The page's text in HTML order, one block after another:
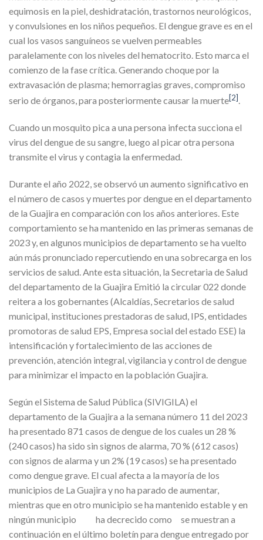
equimosis en la piel, deshidratación, trastornos neurológicos,
y convulsiones en los niños pequeños. El dengue grave es en el
cual los vasos sanguíneos se vuelven permeables
paralelamente con los niveles del hematocrito. Esto marca el
comienzo de la fase crítica. Generando choque por la
extravasación de plasma; hemorragias graves, compromiso
serio de órganos, para posteriormente causar la muerte[2].
Cuando un mosquito pica a una persona infecta succiona el
virus del dengue de su sangre, luego al picar otra persona
transmite el virus y contagia la enfermedad.
Durante el año 2022, se observó un aumento significativo en
el número de casos y muertes por dengue en el departamento
de la Guajira en comparación con los años anteriores. Este
comportamiento se ha mantenido en las primeras semanas de
2023 y, en algunos municipios de departamento se ha vuelto
aún más pronunciado repercutiendo en una sobrecarga en los
servicios de salud. Ante esta situación, la Secretaria de Salud
del departamento de la Guajira Emitió la circular 022 donde
reitera a los gobernantes (Alcaldías, Secretarios de salud
municipal, instituciones prestadoras de salud, IPS, entidades
promotoras de salud EPS, Empresa social del estado ESE) la
intensificación y fortalecimiento de las acciones de
prevención, atención integral, vigilancia y control de dengue
para minimizar el impacto en la población Guajira.
Según el Sistema de Salud Pública (SIVIGILA) el
departamento de la Guajira a la semana número 11 del 2023
ha presentado 871 casos de dengue de los cuales un 28 %
(240 casos) ha sido sin signos de alarma, 70 % (612 casos)
con signos de alarma y un 2% (19 casos) se ha presentado
como dengue grave. El cual afecta a la mayoría de los
municipios de La Guajira y no ha parado de aumentar,
mientras que en otro municipio se ha mantenido estable y en
ningún municipio ha decrecido como se muestran a
continuación en el último boletín para dengue entregado por